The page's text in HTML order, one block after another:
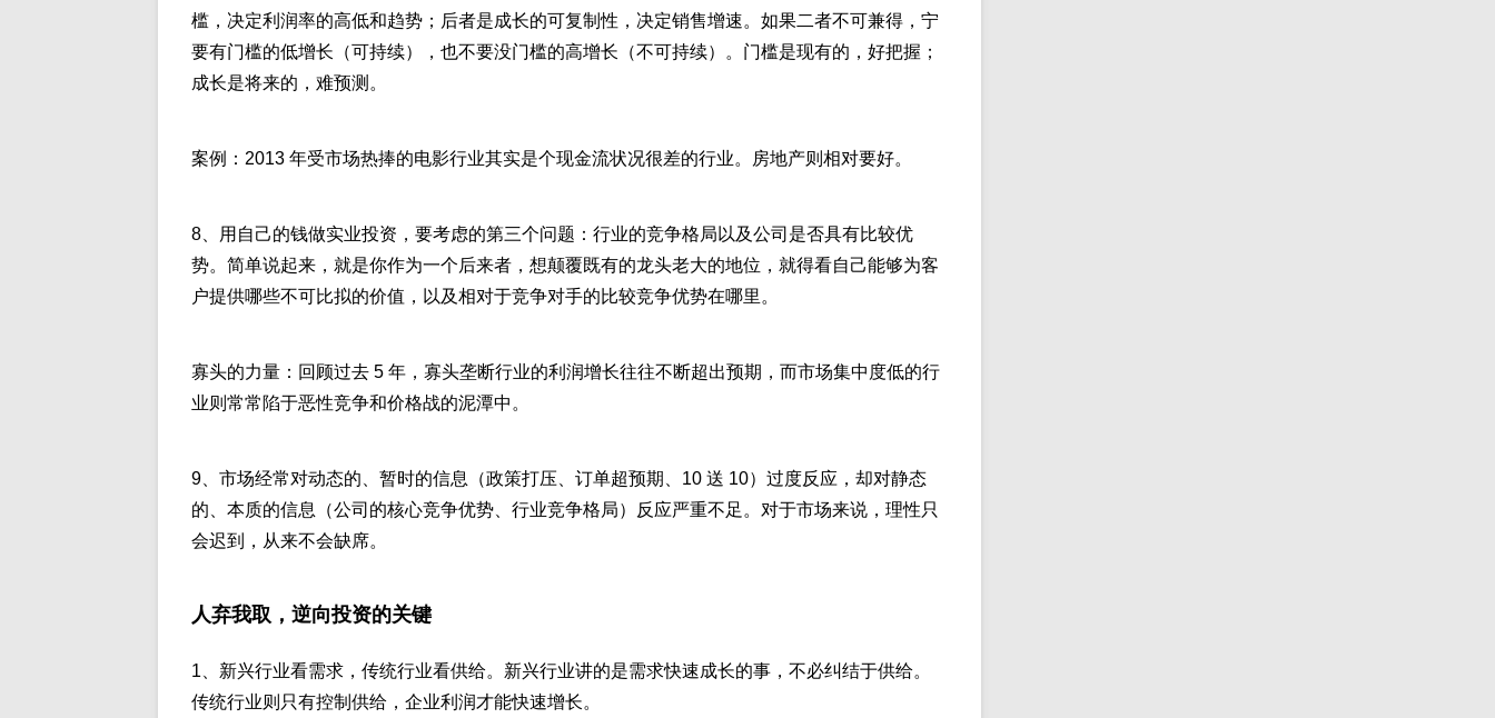
槛，决定利润率的高低和趋势；后者是成长的可复制性，决定销售增速。如果二者不可兼得，宁
要有门槛的低增长（可持续），也不要没门槛的高增长（不可持续）。门槛是现有的，好把握；
成长是将来的，难预测。
案例：2013 年受市场热捧的电影行业其实是个现金流状况很差的行业。房地产则相对要好。
8、用自己的钱做实业投资，要考虑的第三个问题：行业的竞争格局以及公司是否具有比较优
势。简单说起来，就是你作为一个后来者，想颠覆既有的龙头老大的地位，就得看自己能够为客
户提供哪些不可比拟的价值，以及相对于竞争对手的比较竞争优势在哪里。
寡头的力量：回顾过去 5 年，寡头垄断行业的利润增长往往不断超出预期，而市场集中度低的行
业则常常陷于恶性竞争和价格战的泥潭中。
9、市场经常对动态的、暂时的信息（政策打压、订单超预期、10 送 10）过度反应，却对静态
的、本质的信息（公司的核心竞争优势、行业竞争格局）反应严重不足。对于市场来说，理性只
会迟到，从来不会缺席。
人弃我取，逆向投资的关键
1、新兴行业看需求，传统行业看供给。新兴行业讲的是需求快速成长的事，不必纠结于供给。
传统行业则只有控制供给，企业利润才能快速增长。